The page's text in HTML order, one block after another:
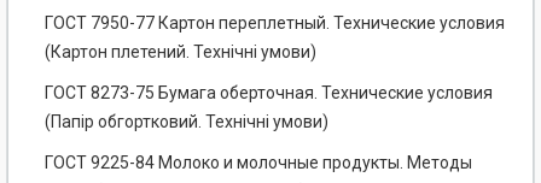
ГОСТ 7950-77 Картон переплетный. Технические условия
(Картон плетений. Технічні умови)
ГОСТ 8273-75 Бумага оберточная. Технические условия
(Папір обгортковий. Технічні умови)
ГОСТ 9225-84 Молоко и молочные продукты. Методы